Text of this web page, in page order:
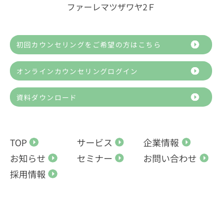
ファーレマツザワヤ2Ｆ
初回カウンセリングをご希望の方はこちら
オンラインカウンセリングログイン
資料ダウンロード
TOP サービス
企業情報
お知らせ
セミナー
お問い合わせ
採用情報